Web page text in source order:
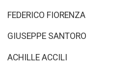
FEDERICO FIORENZA
GIUSEPPE SANTORO
ACHILLE ACCILI